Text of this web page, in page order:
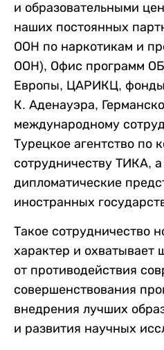
и образовательными
наших постоянных
ООН по наркотикам и
ООН), Офис программ
Европы, ЦАРИКЦ,
К. Аденауэра,
международному
Турецкое агентство по
сотрудничеству ТИКА,
дипломатические
иностранных
Такое сотрудничество
характер и охватывает
от противодействия
совершенствования
внедрения лучших
и развития научных